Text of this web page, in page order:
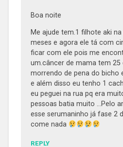
Boa noite
Me ajude tem.1 filhote aki
meses e agora ele tá com
ficar com ele pois me
um.câncer de mama tem 25
morrendo de pena do bicho
e além disso eu tenho 1
eu peguei na rua pq era
pessoas batia muito …Pelo
esse serumaninho já fase 2
come nada
REPLY